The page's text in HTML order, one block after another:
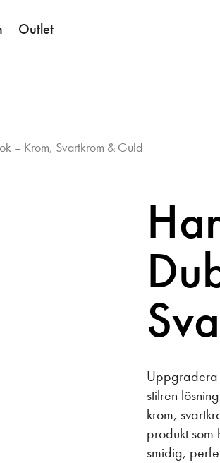
Outlet
– Krom, Svartkrom & Guld
Uppgradera
stilren
krom,
produkt som
smidig,